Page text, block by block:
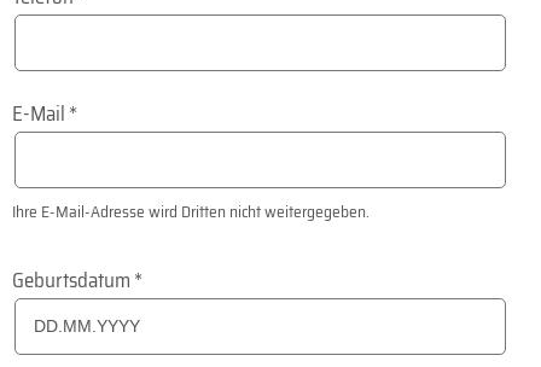
E-Mail*
Ihre E-Mail-Adresse wird Dritten nicht weitergegeben.
Geburtsdatum*